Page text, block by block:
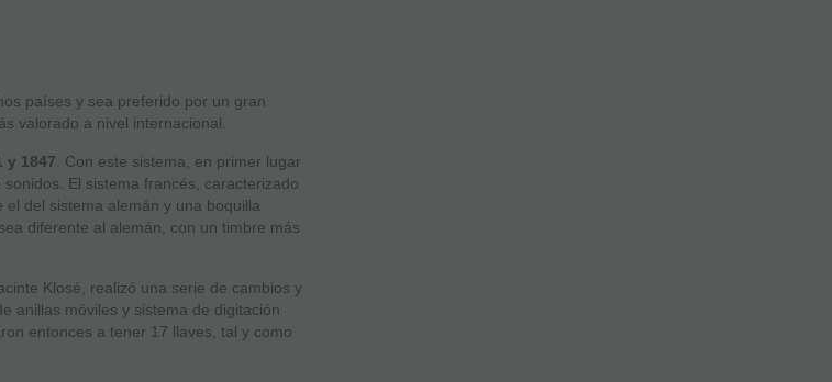
países y sea preferido por un gran
valorado a nivel internacional.
y 1847. Con este sistema, en primer lugar
El sistema francés, caracterizado
del sistema alemán y una boquilla
diferente al alemán, con un timbre más
Klosé, realizó una serie de cambios y
anillas móviles y sistema de digitación
entonces a tener 17 llaves, tal y como